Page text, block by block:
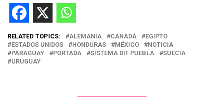
RELATED TOPICS: ALEMANIA CANADÁ
EGIPTO
ESTADOS UNIDOS
HONDURAS MÉXICO
NOTICIA
PARAGUAY
PORTADA SISTEMA DIF PUEBLA
SUECIA
URUGUAY